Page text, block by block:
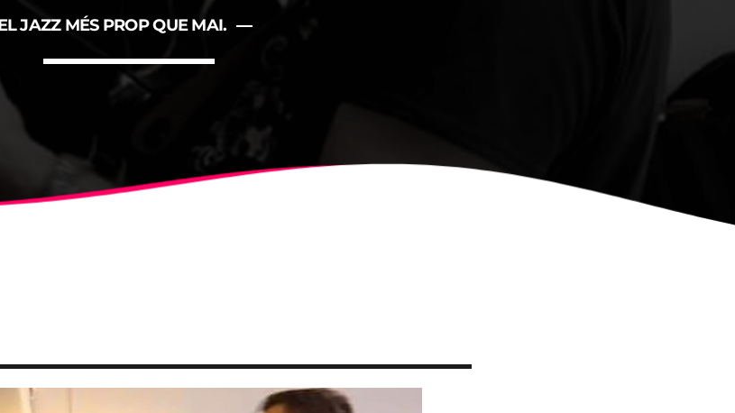
ALBERT
LA MOSTRA JAZZ TORTOSA, CONVOCA EL
ANUAL DE DISSENY DE CARTELLS DEL
FESTIVAL
JAZZ MÉS PROP QUE MAI.